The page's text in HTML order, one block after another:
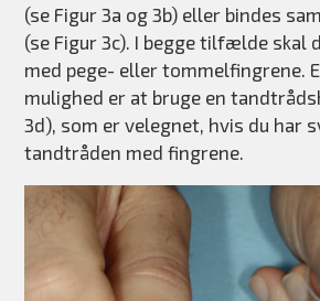
(se Figur 3a og 3b) eller bindes
(se Figur 3c). I begge tilfælde skal
med pege- eller tommelfingrene.
mulighed er at bruge en
3d), som er velegnet, hvis du har
tandtråden med fingrene.